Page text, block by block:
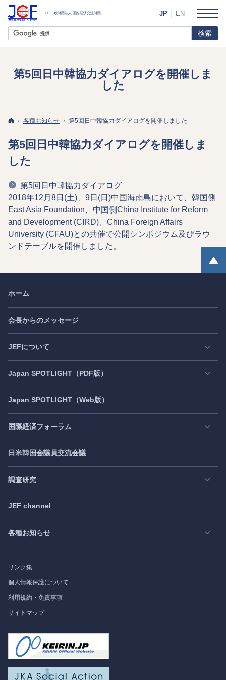
第5回日中韓協力ダイアログを開催しま
した
ホーム
各種お知らせ 第5回日中韓協力ダイアログを開催しました
第5回日中韓協力ダイアログを開催しま
した
第5回日中韓協力ダイアログ
2018年12月8日(土)、9日(日)中国海南島において、韓国側
East Asia Foundation、中国側China Institute for Reform
and Development (CIRD)、China Foreign Affairs
University (CFAU)との共催で公開シンポジウム及びラウ
ンドテーブルを開催しました。
JP EN
ホーム
会長からのメッセージ
JEFについて
連絡先・所在地
活動評価
Japan SPOTLIGHT （PDF版）
Latest Issue- 最新号
Back Number
Publisher's Note- パブリッシャーズノート
Exclusive Interview
Japan SPOTLIGHT （Web版）
国際経済フォーラム
日アジア太平洋フォーラム
日米フォーラム
日欧フォーラム
過去の実績
日米韓国会議員交流会議
調査研究
研究会
出版物
受託事業
JEF channel
各種お知らせ
フォーラム情報
調査研究
リンク集
個人情報保護について
利用規約・免責事項
サイトマップ